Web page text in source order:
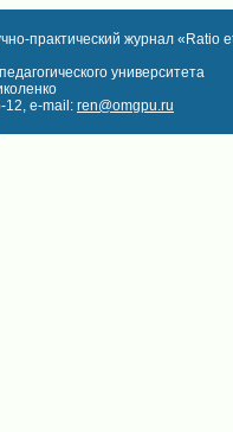
практический журнал «Ratio
университета
12, e-mail: ren@omgpu.ru